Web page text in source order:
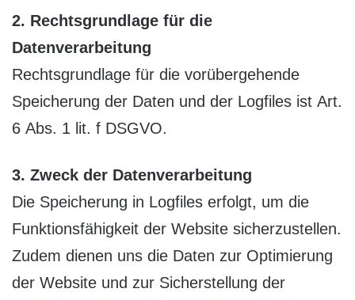
2. Rechtsgrundlage für die
Datenverarbeitung
Rechtsgrundlage für die vorübergehende
Speicherung der Daten und der Logfiles ist Art.
6 Abs. 1 lit. f DSGVO.
3. Zweck der Datenverarbeitung
Die Speicherung in Logfiles erfolgt, um die
Funktionsfähigkeit der Website sicherzustellen.
Zudem dienen uns die Daten zur Optimierung
der Website und zur Sicherstellung der